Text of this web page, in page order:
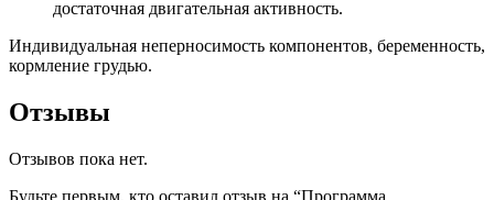
достаточная двигательная активность.
Индивидуальная неперносимость компонентов, беременность,
кормление грудью.
Отзывы
Отзывов пока нет.
Будьте первым, кто оставил отзыв на “Программа